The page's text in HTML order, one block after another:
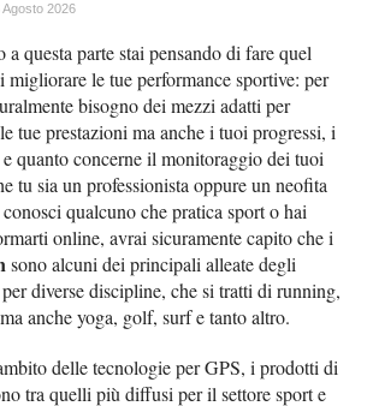
Agosto 2026
questa parte stai pensando di fare quel
migliorare le tue performance sportive: per
bisogno dei mezzi adatti per
tue prestazioni ma anche i tuoi progressi, i
quanto concerne il monitoraggio dei tuoi
tu sia un professionista oppure un neofita
qualcuno che pratica sport o hai
online, avrai sicuramente capito che i
sono alcuni dei principali alleate degli
diverse discipline, che si tratti di running,
anche yoga, golf, surf e tanto altro.
delle tecnologie per GPS, i prodotti di
tra quelli più diffusi per il settore sport e